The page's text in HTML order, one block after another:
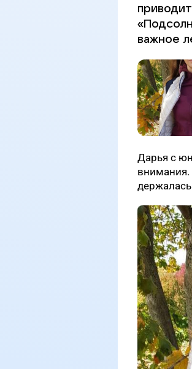
важное
Дарья с
внимания.